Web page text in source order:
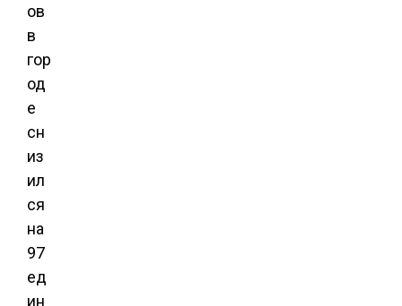
ов
в
гор
од
е
сн
из
ил
ся
на
97
ед
ин